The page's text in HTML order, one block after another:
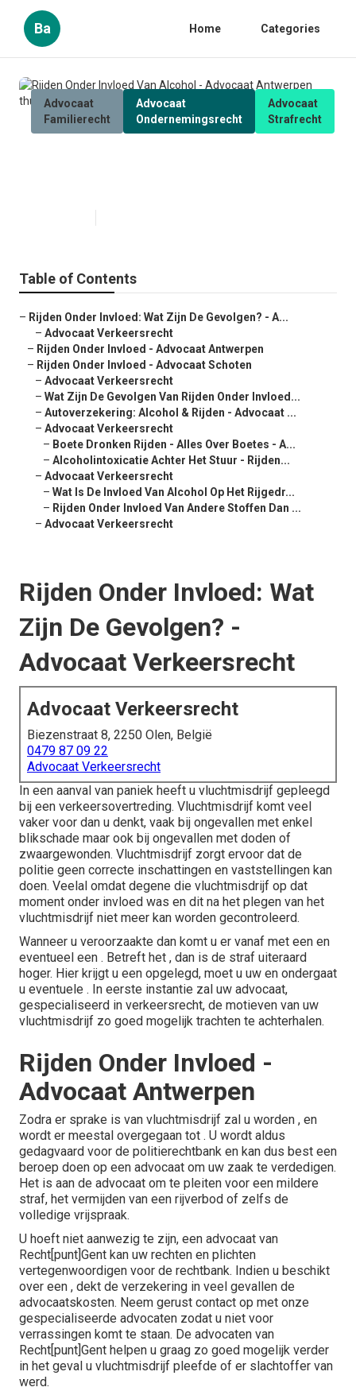
Ba Home Categories
Advocaat
Familierecht
Advocaat
Ondernemingsrecht
Advocaat
Strafrecht
Table of Contents
– Rijden Onder Invloed: Wat Zijn De Gevolgen? - A...
– Advocaat Verkeersrecht
– Rijden Onder Invloed - Advocaat Antwerpen
– Rijden Onder Invloed - Advocaat Schoten
– Advocaat Verkeersrecht
– Wat Zijn De Gevolgen Van Rijden Onder Invloed...
– Autoverzekering: Alcohol & Rijden - Advocaat ...
– Advocaat Verkeersrecht
– Boete Dronken Rijden - Alles Over Boetes - A...
– Alcoholintoxicatie Achter Het Stuur - Rijden...
– Advocaat Verkeersrecht
– Wat Is De Invloed Van Alcohol Op Het Rijgedr...
– Rijden Onder Invloed Van Andere Stoffen Dan ...
– Advocaat Verkeersrecht
Rijden Onder Invloed: Wat
Zijn De Gevolgen? -
Advocaat Verkeersrecht
Advocaat Verkeersrecht
Biezenstraat 8, 2250 Olen, België
0479 87 09 22
Advocaat Verkeersrecht
In een aanval van paniek heeft u vluchtmisdrijf gepleegd
bij een verkeersovertreding. Vluchtmisdrijf komt veel
vaker voor dan u denkt, vaak bij ongevallen met enkel
blikschade maar ook bij ongevallen met doden of
zwaargewonden. Vluchtmisdrijf zorgt ervoor dat de
politie geen correcte inschattingen en vaststellingen kan
doen. Veelal omdat degene die vluchtmisdrijf op dat
moment onder invloed was en dit na het plegen van het
vluchtmisdrijf niet meer kan worden gecontroleerd.
Wanneer u veroorzaakte dan komt u er vanaf met een en
eventueel een . Betreft het , dan is de straf uiteraard
hoger. Hier krijgt u een opgelegd, moet u uw en ondergaat
u eventuele . In eerste instantie zal uw advocaat,
gespecialiseerd in verkeersrecht, de motieven van uw
vluchtmisdrijf zo goed mogelijk trachten te achterhalen.
Rijden Onder Invloed -
Advocaat Antwerpen
Zodra er sprake is van vluchtmisdrijf zal u worden , en
wordt er meestal overgegaan tot . U wordt aldus
gedagvaard voor de politierechtbank en kan dus best een
beroep doen op een advocaat om uw zaak te verdedigen.
Het is aan de advocaat om te pleiten voor een mildere
straf, het vermijden van een rijverbod of zelfs de
volledige vrijspraak.
U hoeft niet aanwezig te zijn, een advocaat van
Recht[punt]Gent kan uw rechten en plichten
vertegenwoordigen voor de rechtbank. Indien u beschikt
over een , dekt de verzekering in veel gevallen de
advocaatskosten. Neem gerust contact op met onze
gespecialiseerde advocaten zodat u niet voor
verrassingen komt te staan. De advocaten van
Recht[punt]Gent helpen u graag zo goed mogelijk verder
in het geval u vluchtmisdrijf pleefde of er slachtoffer van
werd.